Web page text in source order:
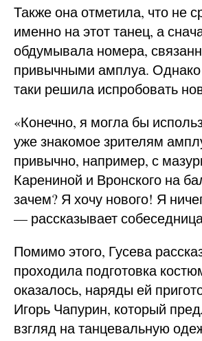
Также она отметила, что не
именно на этот танец, а
обдумывала номера,
привычными амплуа. Однако
таки решила испробовать
«Конечно, я могла бы
уже знакомое зрителям
привычно, например, с
Карениной и Вронского на
зачем? Я хочу нового! Я
— рассказывает
Помимо этого, Гусева
проходила подготовка
оказалось, наряды ей
Игорь Чапурин, который
взгляд на танцевальную